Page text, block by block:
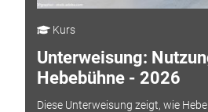
Kurs
Unterweisung:
Hebebühne - 2026
Diese Unterweisung zeigt, wie